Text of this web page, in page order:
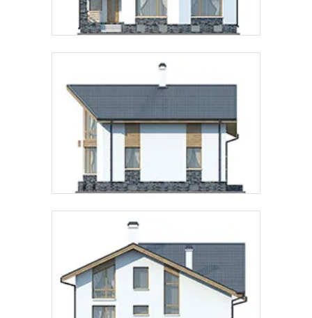
обработки персональных данных
Рассчитать стоимость